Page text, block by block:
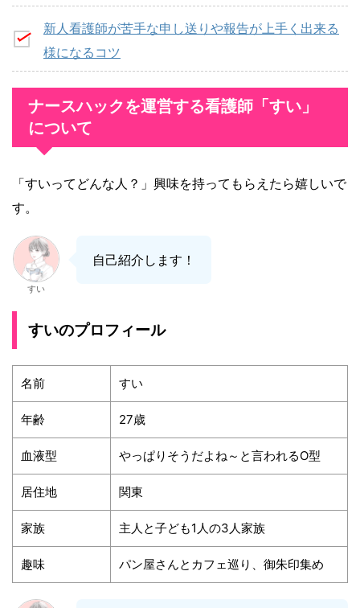
新人看護師が苦手な申し送りや報告が上手く出来る
様になるコツ
ナースハックを運営する看護師「すい」
について
「すいってどんな人？」興味を持ってもらえたら嬉しいで
す。
すい
自己紹介します！
すいのプロフィール
名前 すい
年齢 27歳
血液型 やっぱりそうだよね～と言われるO型
居住地 関東
家族 主人と子ども1人の3人家族
趣味 パン屋さんとカフェ巡り、御朱印集め